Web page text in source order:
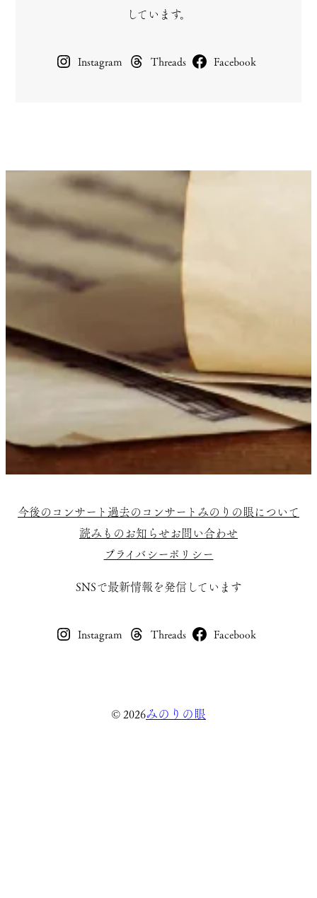
しています。
Instagram Threads Facebook
今後のコンサート 過去のコンサート みのりの眼について
読みもの お知らせ お問い合わせ
プライバシーポリシー
SNSで最新情報を発信しています
Instagram Threads Facebook
© 2026みのりの眼